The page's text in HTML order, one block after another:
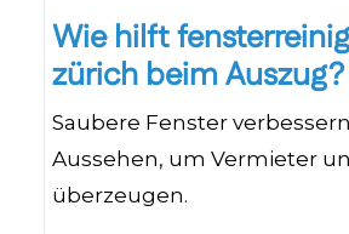
Wie hilft
zürich beim Auszug?
Saubere Fenster
Aussehen, um Vermieter
überzeugen.